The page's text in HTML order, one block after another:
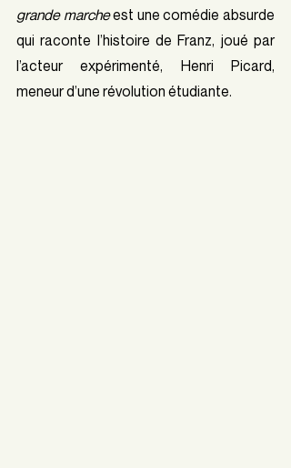
grande marche est une comédie absurde
qui raconte l’histoire de Franz, joué par
l’acteur expérimenté, Henri Picard,
meneur d’une révolution étudiante.